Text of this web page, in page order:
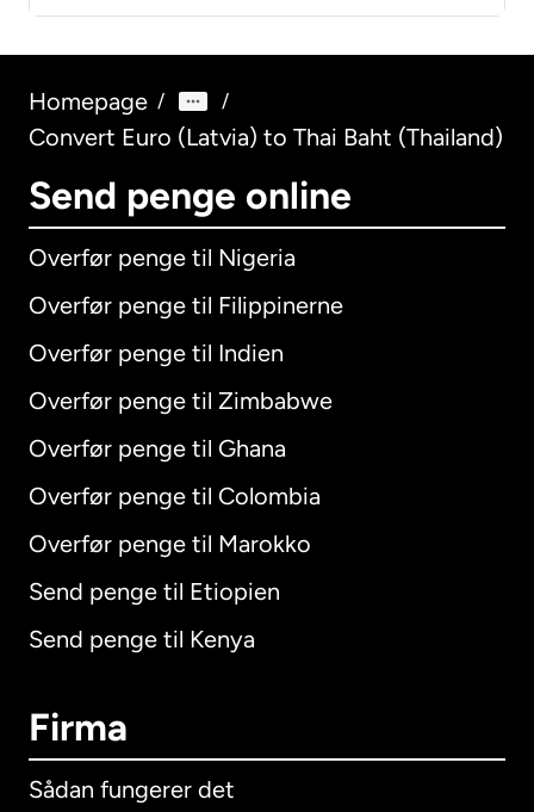
Homepage / /
Convert Euro (Latvia) to Thai Baht (Thailand)
Send penge online
Overfør penge til Nigeria
Overfør penge til Filippinerne
Overfør penge til Indien
Overfør penge til Zimbabwe
Overfør penge til Ghana
Overfør penge til Colombia
Overfør penge til Marokko
Send penge til Etiopien
Send penge til Kenya
Firma
Sådan fungerer det